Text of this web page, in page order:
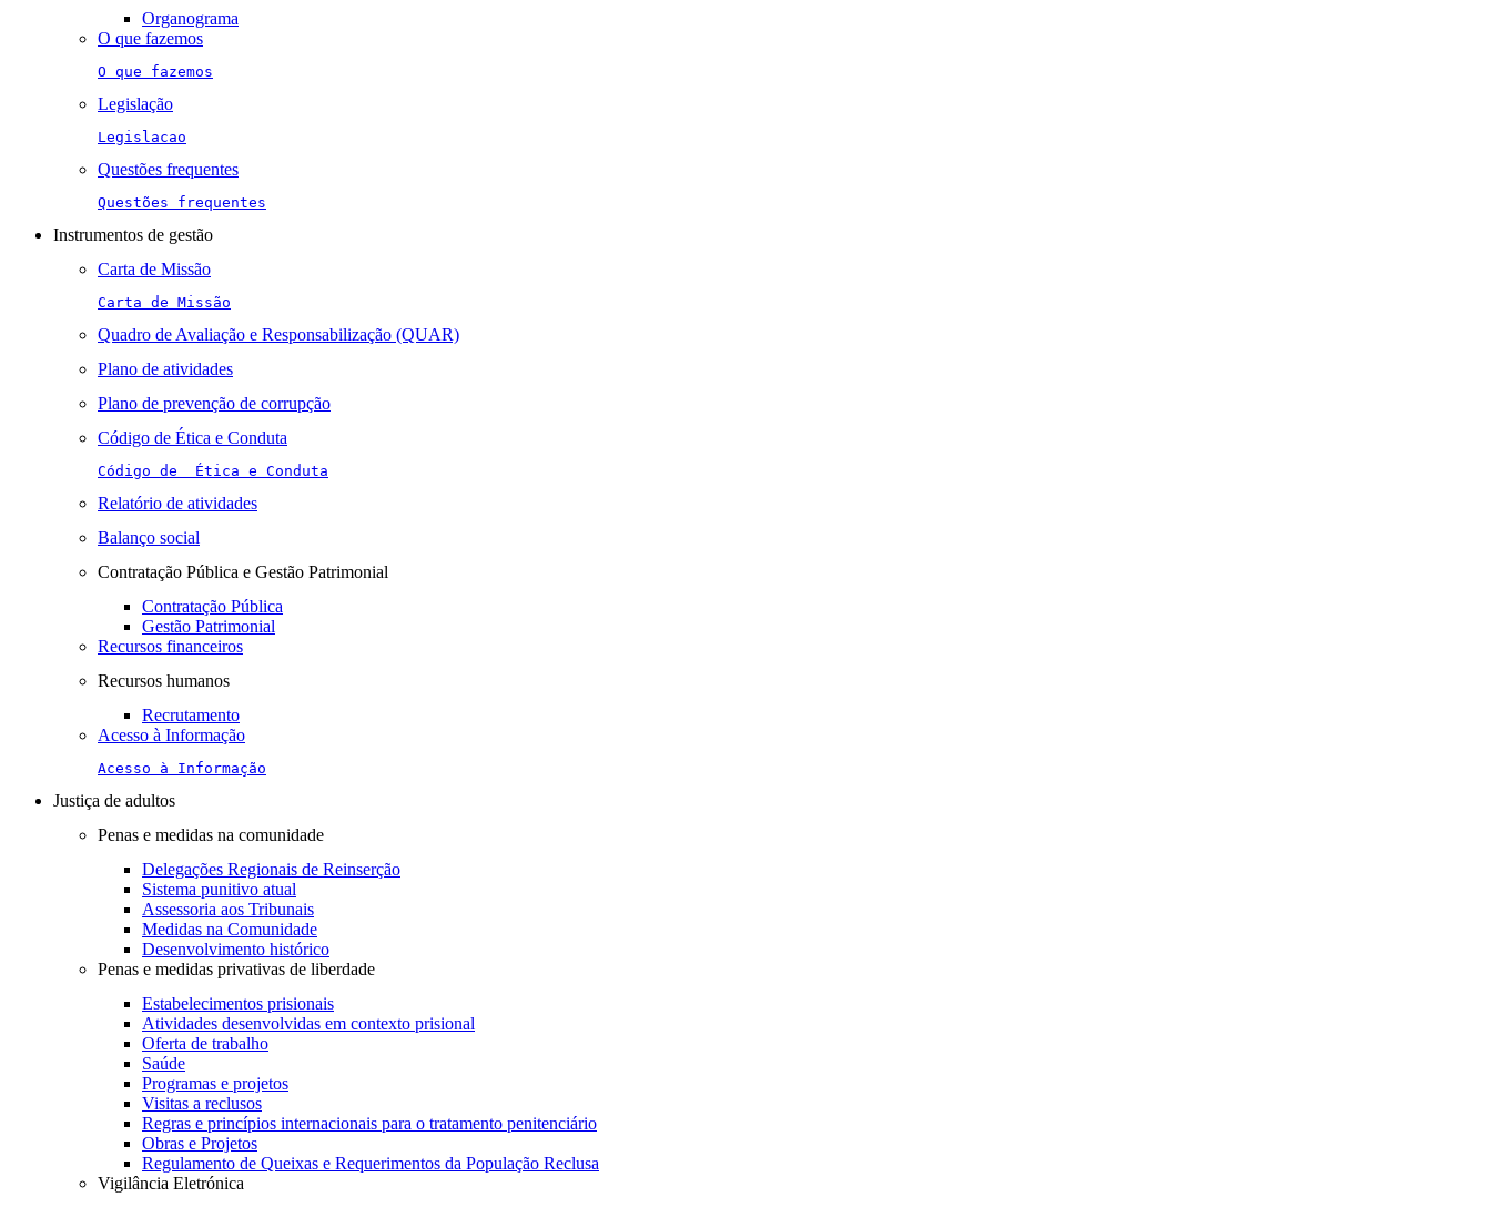
Organograma
O que fazemos
O que fazemos
Legislação
Legislacao
Questões frequentes
Questões frequentes
Instrumentos de gestão
Carta de Missão
Carta de Missão
Quadro de Avaliação e Responsabilização (QUAR)
Plano de atividades
Plano de prevenção de corrupção
Código de Ética e Conduta
Código de  Ética e Conduta
Relatório de atividades
Balanço social
Contratação Pública e Gestão Patrimonial
Contratação Pública
Gestão Patrimonial
Recursos financeiros
Recursos humanos
Recrutamento
Acesso à Informação
Acesso à Informação
Justiça de adultos
Penas e medidas na comunidade
Delegações Regionais de Reinserção
Sistema punitivo atual
Assessoria aos Tribunais
Medidas na Comunidade
Desenvolvimento histórico
Penas e medidas privativas de liberdade
Estabelecimentos prisionais
Atividades desenvolvidas em contexto prisional
Oferta de trabalho
Saúde
Programas e projetos
Visitas a reclusos
Regras e princípios internacionais para o tratamento penitenciário
Obras e Projetos
Regulamento de Queixas e Requerimentos da População Reclusa
Vigilância Eletrónica